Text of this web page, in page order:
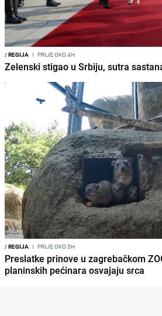
/REGIJA I PRIJE OKO 4H
Zelenski stigao u Srbiju, sutra
/REGIJA I PRIJE OKO 5H
Preslatke prinove u zagrebačkom
planinskih pećinara osvajaju srca